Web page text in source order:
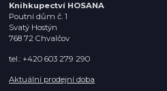
Knihkupectví HOSANA
Poutní dům č. 1
Svatý Hostýn
768 72 Chvalčov
tel.: +420 603 279 290
Aktuální prodejní doba